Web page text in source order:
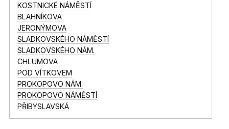
KOSTNICKÉ NÁMĚSTÍ
BLAHNÍKOVA
JERONÝMOVA
SLADKOVSKÉHO NÁMĚSTÍ
SLADKOVSKÉHO NÁM.
CHLUMOVA
POD VÍTKOVEM
PROKOPOVO NÁM.
PROKOPOVO NÁMĚSTÍ
PŘIBYSLAVSKÁ